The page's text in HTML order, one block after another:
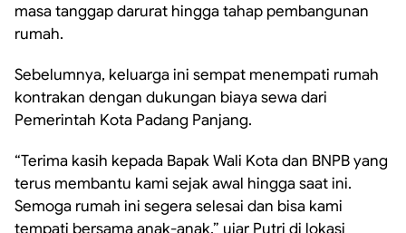
masa tanggap darurat hingga tahap pembangunan
rumah.
Sebelumnya, keluarga ini sempat menempati rumah
kontrakan dengan dukungan biaya sewa dari
Pemerintah Kota Padang Panjang.
“Terima kasih kepada Bapak Wali Kota dan BNPB yang
terus membantu kami sejak awal hingga saat ini.
Semoga rumah ini segera selesai dan bisa kami
tempati bersama anak-anak,” ujar Putri di lokasi